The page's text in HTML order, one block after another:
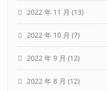
2022 年 11 月 (13)
2022 年 10 月 (7)
2022 年 9 月 (12)
2022 年 8 月 (12)